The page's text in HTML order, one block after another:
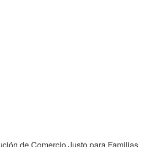
de Comercio Justo para Familias